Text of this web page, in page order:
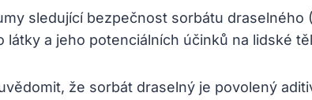
sledující bezpečnost sorbátu
látky a jeho potenciálních účinků na lidské
že sorbát draselný je povolený